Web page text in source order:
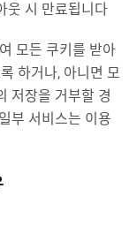
웃 시 만료됩니다
모든 쿠키를 받아
하거나, 아니면 모
저장을 거부할 경
부 서비스는 이용